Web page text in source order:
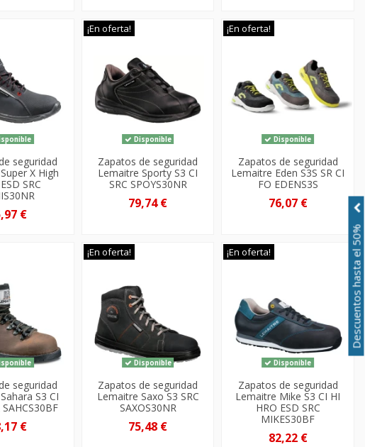
seguridad
X High
SRC
€
¡En oferta!
Disponible
Zapatos de seguridad
Lemaitre Sporty S3 CI
SRC SPOYS30NR
79,74 €
¡En oferta!
Disponible
Zapatos de seguridad
Lemaitre Eden S3S SR CI
FO EDENS3S
76,07 €
seguridad
S3 CI
SAHCS30BF
€
¡En oferta!
Disponible
Zapatos de seguridad
Lemaitre Saxo S3 SRC
SAXOS30NR
75,48 €
¡En oferta!
Disponible
Zapatos de seguridad
Lemaitre Mike S3 CI HI
HRO ESD SRC
MIKES30BF
82,22 €
Descuentos hasta el 50%